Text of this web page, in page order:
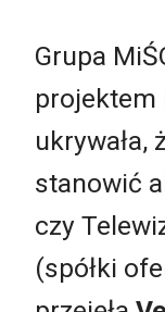
Grupa
projektem
ukrywała,
stanowić
czy
(spółki